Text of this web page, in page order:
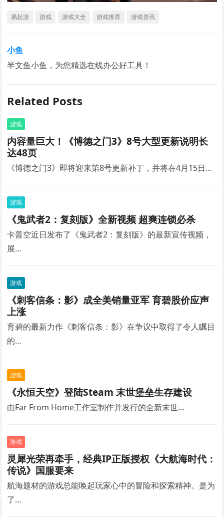
易起游 游戏 游戏大全 游戏推荐 游戏资讯
小鱼
半文鱼小鱼，为您精选在线办公好工具！
Related Posts
游戏
内容量巨大！《博德之门3》8号大型更新说明长
达48页
《博德之门3》即将迎来第8号更新补丁，并将在4月15日…
游戏
《鬼武者2：复刻版》全新视频 超爽连锁必杀
卡普空近日发布了《鬼武者2：复刻版》的最新宣传视频，
展…
游戏
《刺客信条：影》成全美销量亚军 育碧股价应声
上涨
育碧的最新力作《刺客信条：影》在争议中取得了令人瞩目
的…
游戏
《永恒天空》登陆Steam 末世堡垒生存建设
由Far From Home工作室制作并发行的全新末世…
游戏
灵犀光荣再牵手，经典IP正版授权《大航海时代：
传说》国服要来
航海题材的游戏总能唤起玩家心中的冒险和探索精神。是为
了…